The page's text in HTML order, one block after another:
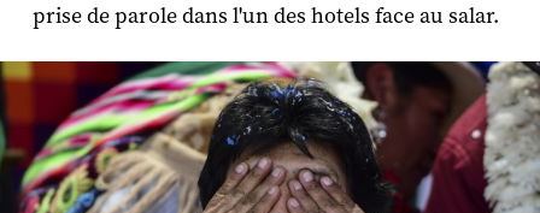
prise de parole dans l'un des hotels face au salar.